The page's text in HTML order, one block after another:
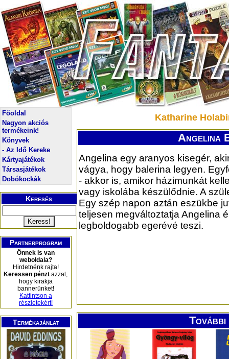
Főoldal
Nagyon akciós
termékeink!
Könyvek
- Az Idő Kereke
Kártyajátékok
Társasjátékok
Dobókockák
Keresés
Partnerprogram
Önnek is van
weboldala?
Hirdetnénk rajta!
Keressen pénzt azzal,
hogy kirakja
bannerünket!
Kattintson a
részletekért!
Termékajánlat
Katharine
Angelina
Angelina egy aranyos kisegér,
vágya, hogy balerina legyen.
- akkor is, amikor házimunkát
vagy iskolába készülődnie. A
Egy szép napon aztán eszükbe
teljesen megváltoztatja Angelina
legboldogabb egerévé teszi.